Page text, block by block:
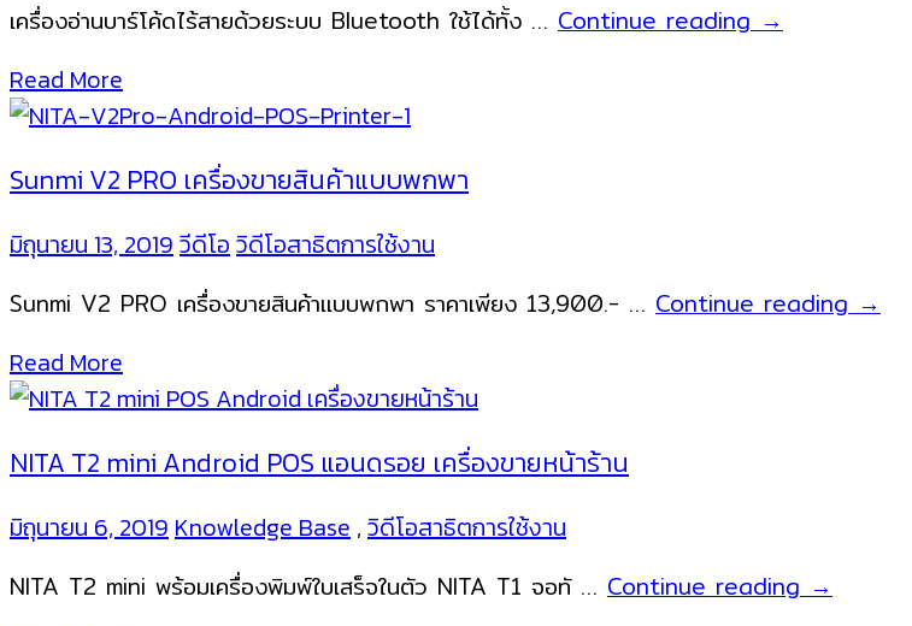
เครื่องอ่านบาร์โค้ดไร้สายด้วยระบบ Bluetooth ใช้ได้ทั้ง … Continue readingยิง
บาร์
ผ่าน
→
Read More
Sunmi V2 PRO เครื่องขายสินค้าแบบพกพา
มิถุนายน 13, 2019วีดีโอวิดีโอสาธิตการใช้งาน
Sunmi V2 PRO เครื่องขายสินค้าแบบพกพา ราคาเพียง 13,900.- … Continue readingSunmi
→
Read More
NITA T2 mini Android POS แอนดรอย เครื่องขายหน้าร้าน
มิถุนายน 6, 2019Knowledge Base , วิดีโอสาธิตการใช้งาน
NITA T2 mini พร้อมเครื่องพิมพ์ใบเสร็จในตัว NITA T1 จอทั … Continue readingNITA
→